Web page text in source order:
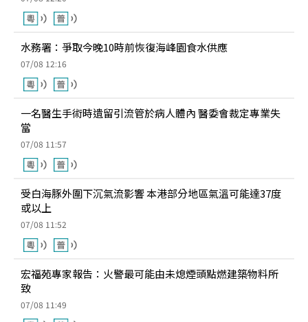
水務署：爭取今晚10時前恢復海峰園食水供應
07/08 12:16
一名醫生手術時遺留引流管於病人體內 醫委會裁定專業失
當
07/08 11:57
受白海豚外圍下沉氣流影響 本港部分地區氣溫可能達37度
或以上
07/08 11:52
宏福苑專家報告：火警最可能由未熄煙頭點燃建築物料所
致
07/08 11:49